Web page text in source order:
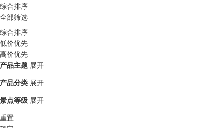
综合排序
全部筛选
综合排序
低价优先
高价优先
产品主题 展开
产品分类 展开
景点等级 展开
重置